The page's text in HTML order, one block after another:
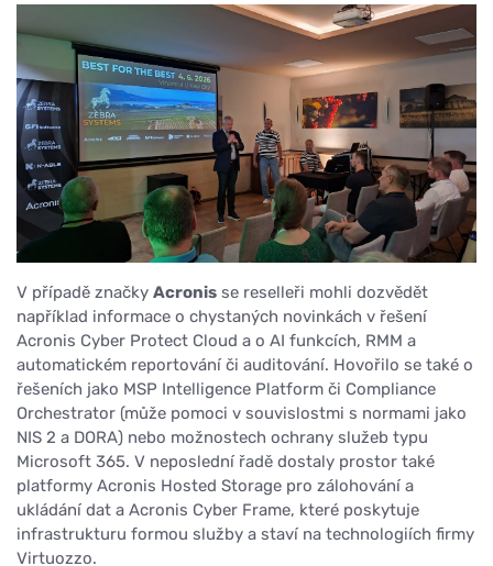
V případě značky Acronis se reselleři mohli dozvědět
například informace o chystaných novinkách v řešení
Acronis Cyber Protect Cloud a o AI funkcích, RMM a
automatickém reportování či auditování. Hovořilo se také o
řešeních jako MSP Intelligence Platform či Compliance
Orchestrator (může pomoci v souvislostmi s normami jako
NIS 2 a DORA) nebo možnostech ochrany služeb typu
Microsoft 365. V neposlední řadě dostaly prostor také
platformy Acronis Hosted Storage pro zálohování a
ukládání dat a Acronis Cyber Frame, které poskytuje
infrastrukturu formou služby a staví na technologiích firmy
Virtuozzo.